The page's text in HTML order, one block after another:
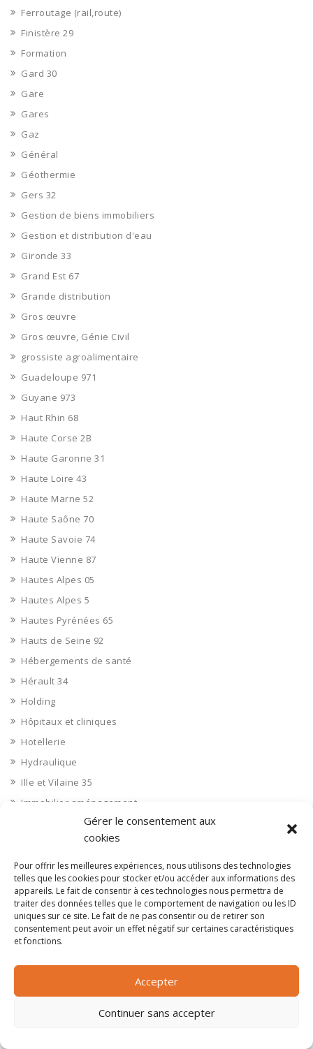
Gérer le consentement aux
cookies
Pour offrir les meilleures expériences, nous utilisons des technologies
telles que les cookies pour stocker et/ou accéder aux informations des
appareils. Le fait de consentir à ces technologies nous permettra de
traiter des données telles que le comportement de navigation ou les ID
uniques sur ce site. Le fait de ne pas consentir ou de retirer son
consentement peut avoir un effet négatif sur certaines caractéristiques
et fonctions.
Accepter
Continuer sans accepter
Ferroutage (rail,route)
Finistère 29
Formation
Gard 30
Gare
Gares
Gaz
Général
Géothermie
Gers 32
Gestion de biens immobiliers
Gestion et distribution d'eau
Gironde 33
Grand Est 67
Grande distribution
Gros œuvre
Gros œuvre, Génie Civil
grossiste agroalimentaire
Guadeloupe 971
Guyane 973
Haut Rhin 68
Haute Corse 2B
Haute Garonne 31
Haute Loire 43
Haute Marne 52
Haute Saône 70
Haute Savoie 74
Haute Vienne 87
Hautes Alpes 05
Hautes Alpes 5
Hautes Pyrénées 65
Hauts de Seine 92
Hébergements de santé
Hérault 34
Holding
Hôpitaux et cliniques
Hotellerie
Hydraulique
Ille et Vilaine 35
Immobilier aménagement
Immobilier aménageurs
Immobilier commerces
Immobilier de bureaux
Immobilier industriel
Immobilier logements
Impression 3D
Imprimerie
Indre 36